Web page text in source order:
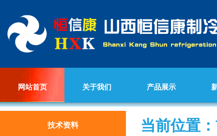
网站首页 关于我们 产品展示
技术资料 当前位置